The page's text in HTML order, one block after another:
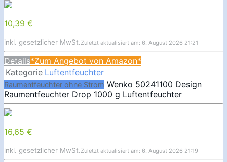
10,39 €
inkl. gesetzlicher MwSt.Zuletzt aktualisiert am: 6. August 2026 21:21
Details*Zum Angebot von Amazon*
Kategorie Luftentfeuchter
Raumentfeuchter ohne Strom Wenko 50241100 Design
Raumentfeuchter Drop 1000 g Luftentfeuchter
16,65 €
inkl. gesetzlicher MwSt.Zuletzt aktualisiert am: 6. August 2026 21:19